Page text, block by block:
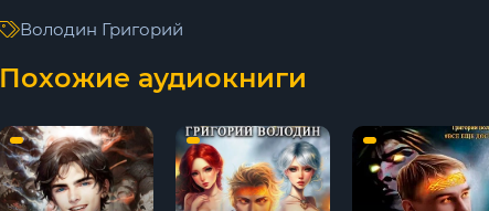
Володин Григорий
Похожие аудиокниги